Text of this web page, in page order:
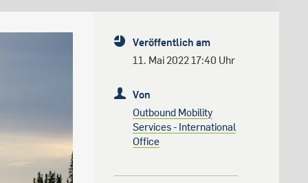
Studentenleben
Beratung und Anlaufstellen
Forschungskultur
Forschungsstrukturen
Entrepreneurship
Wissenschaftliche Beratung
Diversität, Inklusion,
Talententwicklung
Campusentwicklung
Spenden und Stiften
Weitere Einrichtungen
Veröffentlich am
11. Mai 2022 17:40 Uhr
Von
Outbound Mobility
Services - International
Office